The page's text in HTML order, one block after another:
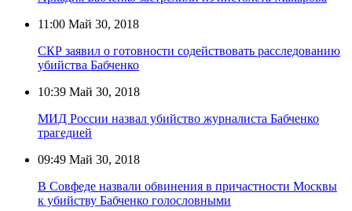
11:00 Май 30, 2018
СКР заявил о готовности содействовать расследованию
убийства Бабченко
10:39 Май 30, 2018
МИД России назвал убийство журналиста Бабченко
трагедией
09:49 Май 30, 2018
В Совфеде назвали обвинения в причастности Москвы
к убийству Бабченко голословными